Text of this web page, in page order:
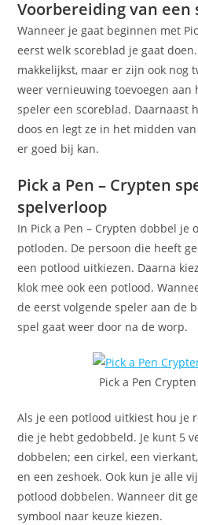
Voorbereiding van een
Wanneer je gaat beginnen met
eerst welk scoreblad je gaat
makkelijkst, maar er zijn ook nog
weer vernieuwing toevoegen aan
speler een scoreblad. Daarnaast
doos en legt ze in het midden
er goed bij kan.
Pick a Pen – Crypten
spelverloop
In Pick a Pen – Crypten dobbel je
potloden. De persoon die heeft
een potlood uitkiezen. Daarna
klok mee ook een potlood.
de eerst volgende speler aan de
spel gaat weer door na de worp.
Pick a Pen
Als je een potlood uitkiest hou je
die je hebt gedobbeld. Je kunt 5
dobbelen; een cirkel, een
en een zeshoek. Ook kun je alle
potlood dobbelen. Wanneer dit
symbool naar keuze kiezen.